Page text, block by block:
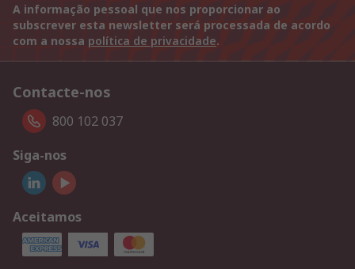
A informação pessoal que nos proporcionar ao
subscrever esta newsletter será processada de acordo
com a nossa política de privacidade.
Contacte-nos
800 102 037
Siga-nos
Aceitamos